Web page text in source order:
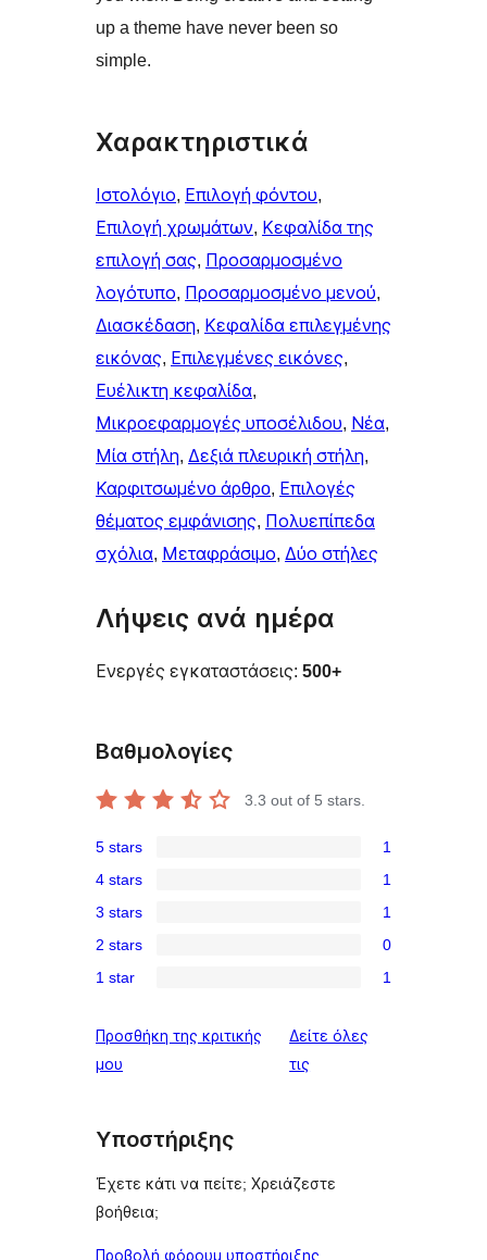
up a theme have never been so
simple.
Χαρακτηριστικά
Ιστολόγιο, Επιλογή φόντου
Επιλογή χρωμάτων, Κεφαλίδα της
επιλογή σας, Προσαρμοσμένο
λογότυπο, Προσαρμοσμένο μενού
Διασκέδαση, Κεφαλίδα επιλεγμένης
εικόνας, Επιλεγμένες εικόνες
Ευέλικτη κεφαλίδα
Μικροεφαρμογές υποσέλιδου, Νέα
Μία στήλη, Δεξιά πλευρική στήλη
Καρφιτσωμένo άρθρo, Επιλογές
θέματος εμφάνισης, Πολυεπίπεδα
σχόλια, Μεταφράσιμο, Δύο στήλες
Λήψεις ανά ημέρα
Ενεργές εγκαταστάσεις: 500+
Βαθμολογίες
3.3 out of 5 stars.
5-
star
review
5 stars 1
4-
star
review
4 stars 1
3-
star
3 stars 1
2-
reviews
2 stars 0
star
review
1 star 1
Προσθήκη της κριτικής
μου
Δείτε όλες
τις
Υποστήριξης
Έχετε κάτι να πείτε; Χρειάζεστε
βοήθεια;
Προβολή φόρουμ υποστήριξης